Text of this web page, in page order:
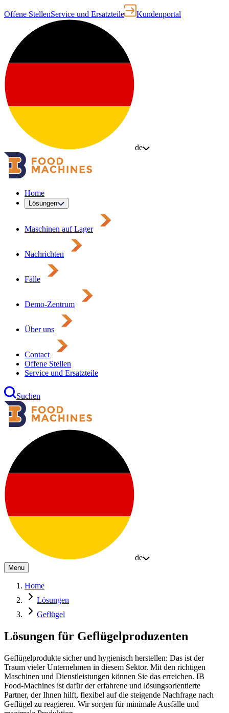
Offene StellenService und Ersatzteile Kundenportal
de
Home
Lösungen
Maschinen auf Lager
Nachrichten
Fälle
Demo-Zentrum
Über uns
Contact
Offene Stellen
Service und Ersatzteile
Suchen
de
Menu
Home
Lösungen
Geflügel
Lösungen für Geflügelproduzenten
Geflügelprodukte sicher und hygienisch herstellen: Das ist der
Traum vieler Unternehmen in diesem Sektor. Mit den richtigen
Maschinen und Dienstleistungen können Sie das erreichen. IB
Food-Machines ist dafür der erfahrene und lösungsorientierte
Partner, der Ihnen hilft, flexibel auf die steigende Nachfrage nach
Geflügel zu reagieren. Wir sorgen für minimale Ausfälle und